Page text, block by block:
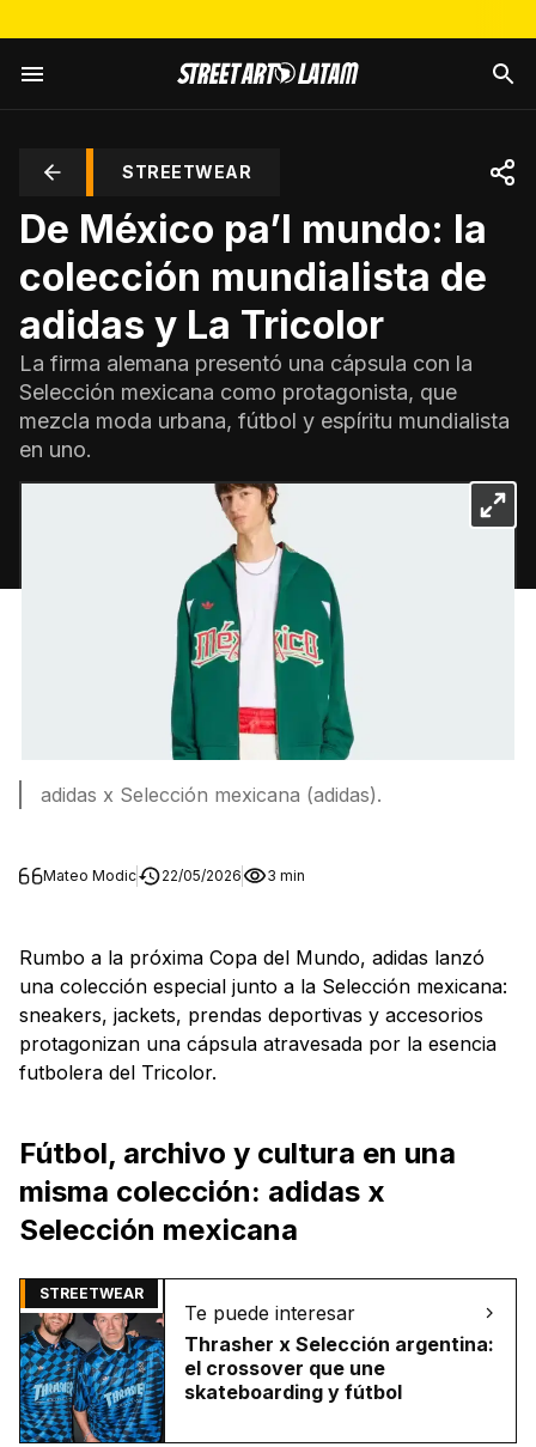
STREETWEAR
De México pa’l mundo: la
colección mundialista de
adidas y La Tricolor
La firma alemana presentó una cápsula con la
Selección mexicana como protagonista, que
mezcla moda urbana, fútbol y espíritu mundialista
en uno.
adidas x Selección mexicana (adidas).
Mateo Modic 22/05/2026 3 min
Rumbo a la próxima Copa del Mundo, adidas lanzó
una colección especial junto a la Selección mexicana:
sneakers, jackets, prendas deportivas y accesorios
protagonizan una cápsula atravesada por la esencia
futbolera del Tricolor.
Fútbol, archivo y cultura en una
misma colección: adidas x
Selección mexicana
STREETWEAR
Te puede interesar
Thrasher x Selección argentina:
el crossover que une
skateboarding y fútbol